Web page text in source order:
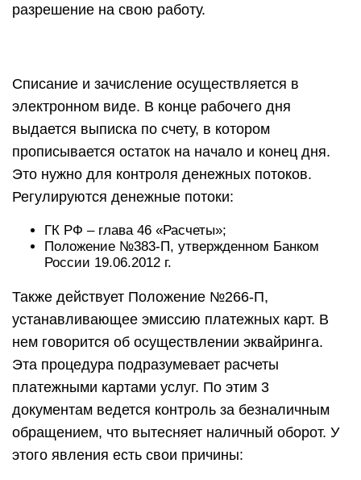
разрешение на свою работу.
Списание и зачисление осуществляется в
электронном виде. В конце рабочего дня
выдается выписка по счету, в котором
прописывается остаток на начало и конец дня.
Это нужно для контроля денежных потоков.
Регулируются денежные потоки:
ГК РФ – глава 46 «Расчеты»;
Положение №383-П, утвержденном Банком
России 19.06.2012 г.
Также действует Положение №266-П,
устанавливающее эмиссию платежных карт. В
нем говорится об осуществлении эквайринга.
Эта процедура подразумевает расчеты
платежными картами услуг. По этим 3
документам ведется контроль за безналичным
обращением, что вытесняет наличный оборот. У
этого явления есть свои причины: